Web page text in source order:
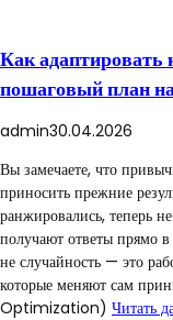
Как адаптировать
пошаговый план
admin30.04.2026
Вы замечаете, что
приносить прежние
ранжировались, теперь
получают ответы прямо
не случайность — это
которые меняют сам
Optimization) Читать